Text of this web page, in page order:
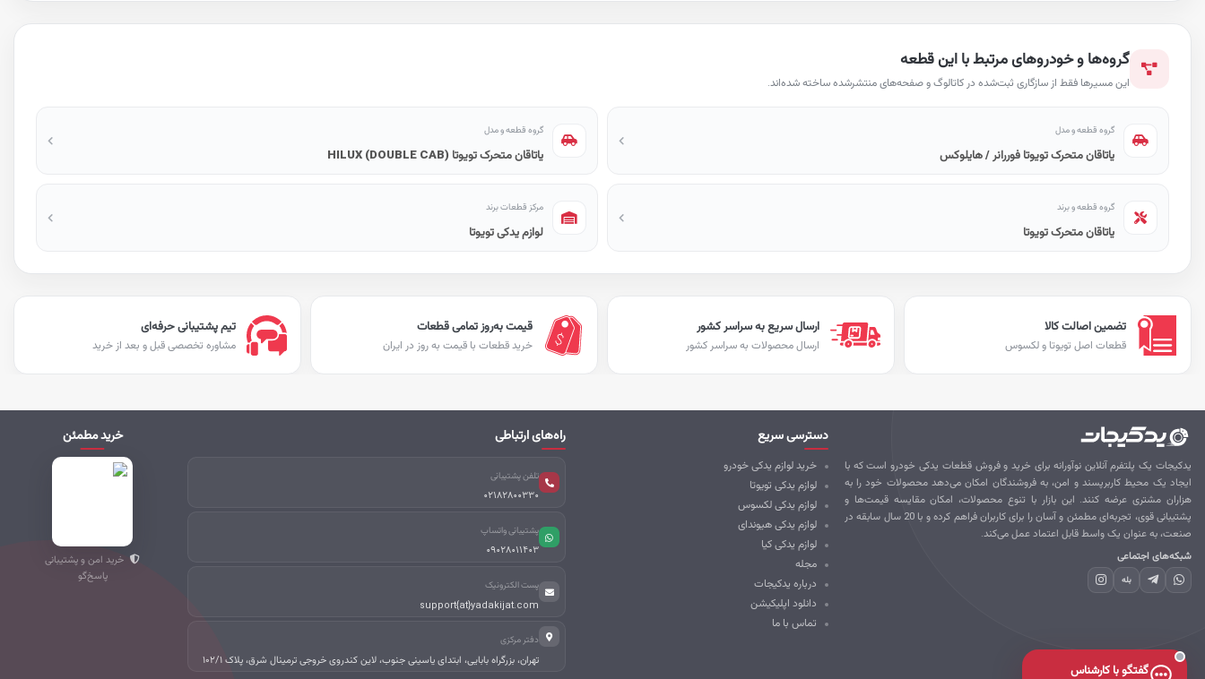
گروه‌ها و خودروهای مرتبط با این قطعه
این مسیرها فقط از سازگاری ثبت‌شده در کاتالوگ و صفحه‌های منتشرشده ساخته شده‌اند.
گروه قطعه و مدل
یاتاقان متحرک تویوتا فوررانر / هایلوکس
گروه قطعه و مدل
یاتاقان متحرک تویوتا HILUX (DOUBLE CAB)
گروه قطعه و برند
یاتاقان متحرک تویوتا
مرکز قطعات برند
لوازم یدکی تویوتا
تیم پشتیبانی حرفه‌ای
مشاوره تخصصی قبل و بعد از خرید
قیمت به‌روز تمامی قطعات
خرید قطعات با قیمت به روز در ایران
ارسال سریع به سراسر کشور
ارسال محصولات به سراسر کشور
تضمین اصالت کالا
قطعات اصل تویوتا و لکسوس
یدکیجات یک پلتفرم آنلاین نوآورانه برای خرید و فروش قطعات یدکی خودرو است که با
ایجاد یک محیط کاربرپسند و امن، به فروشندگان امکان می‌دهد محصولات خود را به
هزاران مشتری عرضه کنند. این بازار با تنوع محصولات، امکان مقایسه قیمت‌ها و
پشتیبانی قوی، تجربه‌ای مطمئن و آسان را برای کاربران فراهم کرده و با 20 سال سابقه در
صنعت، به عنوان یک واسط قابل اعتماد عمل می‌کند.
شبکه‌های اجتماعی
بله
دسترسی سریع
خرید لوازم یدکی خودرو
لوازم یدکی تویوتا
لوازم یدکی لکسوس
لوازم یدکی هیوندای
لوازم یدکی کیا
مجله
درباره یدکیجات
دانلود اپلیکیشن
تماس با ما
راه‌های ارتباطی
تلفن پشتیبانی
02182800330
پشتیبانی واتساپ
09028011403
پست الکترونیک
support{at}yadakijat.com
دفتر مرکزی
تهران، بزرگراه بابایی، ابتدای یاسینی جنوب، لاین کندروی خروجی ترمینال شرق، پلاک ۱۰۲/۱
خرید مطمئن
خرید امن و پشتیبانی
پاسخ‌گو
گفتگو با کارشناس